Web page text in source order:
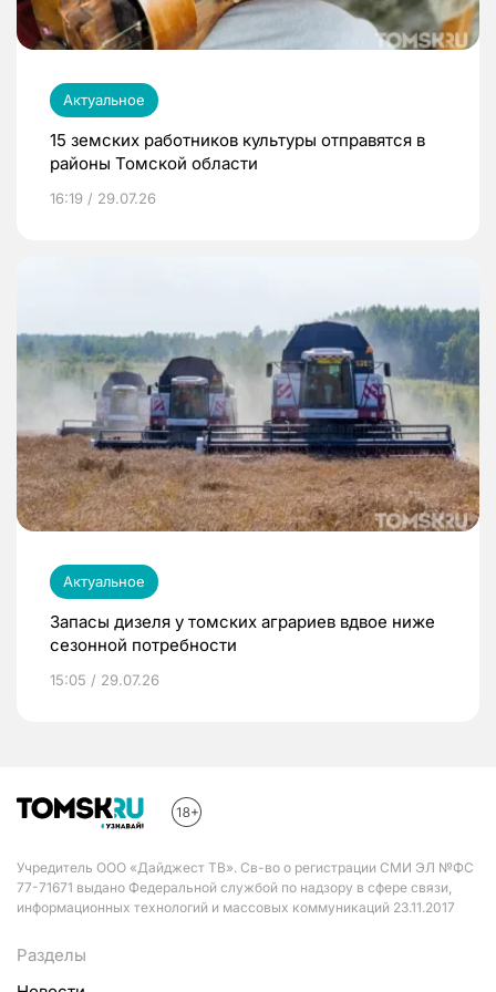
Актуальное
15 земских работников культуры отправятся в
районы Томской области
16:19 / 29.07.26
Актуальное
Запасы дизеля у томских аграриев вдвое ниже
сезонной потребности
15:05 / 29.07.26
Учредитель ООО «Дайджест ТВ». Св-во о регистрации СМИ ЭЛ №ФС
77-71671 выдано Федеральной службой по надзору в сфере связи,
информационных технологий и массовых коммуникаций 23.11.2017
Разделы